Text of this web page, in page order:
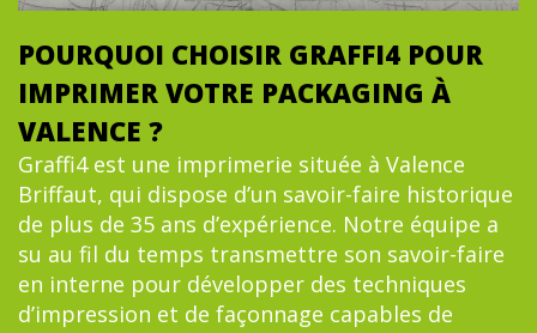
POURQUOI CHOISIR GRAFFI4 POUR
IMPRIMER VOTRE PACKAGING À
VALENCE ?
Graffi4 est une imprimerie située à Valence
Briffaut, qui dispose d’un savoir-faire historique
de plus de 35 ans d’expérience. Notre équipe a
su au fil du temps transmettre son savoir-faire
en interne pour développer des techniques
d’impression et de façonnage capables de